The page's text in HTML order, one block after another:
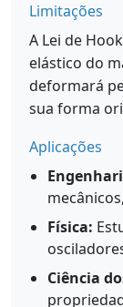
Limitações
A Lei de
elástico do
deformará
sua forma
Aplicações
Física:
Ciência